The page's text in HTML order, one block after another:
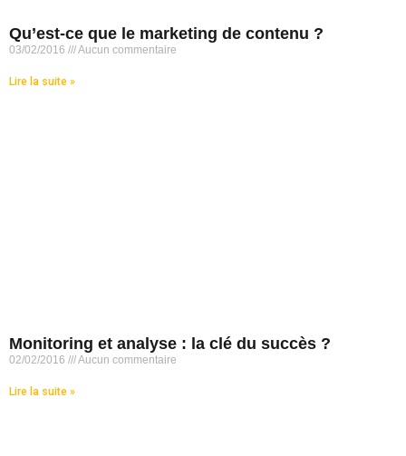
Qu’est-ce que le marketing de contenu ?
03/02/2016 Aucun commentaire
Lire la suite »
Monitoring et analyse : la clé du succès ?
02/02/2016 Aucun commentaire
Lire la suite »